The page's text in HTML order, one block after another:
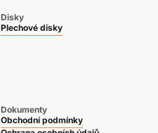
Disky
Plechové disky
Dokumenty
Obchodní podmínky